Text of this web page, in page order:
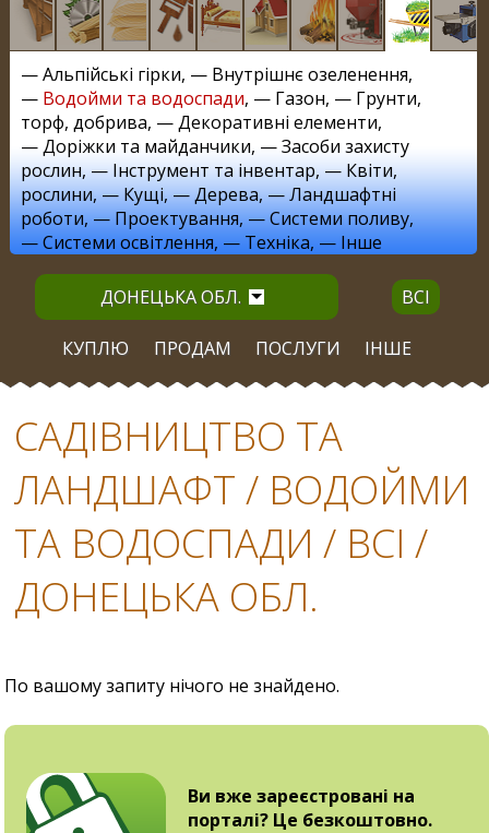
—Альпійські гірки, — Внутрішнє озеленення,
— Водойми та водоспади, — Газон, — Грунти,
торф, добрива, —Декоративні елементи,
—Доріжки та майданчики, —Засоби захисту
рослин, —Інструмент та інвентар, —Квіти,
рослини, —Кущі, —Дерева, —Ландшафтні
роботи, —Проектування, —Системи поливу,
—Системи освітлення, —Техніка, —Інше
ДОНЕЦЬКА ОБЛ. ВСІ
КУПЛЮ ПРОДАМ ПОСЛУГИ ІНШЕ
САДІВНИЦТВО ТА
ЛАНДШАФТ / ВОДОЙМИ
ТА ВОДОСПАДИ / ВСІ /
ДОНЕЦЬКА ОБЛ.
По вашому запиту нічого не знайдено.
Ви вже зареєстровані на
порталі? Це безкоштовно.